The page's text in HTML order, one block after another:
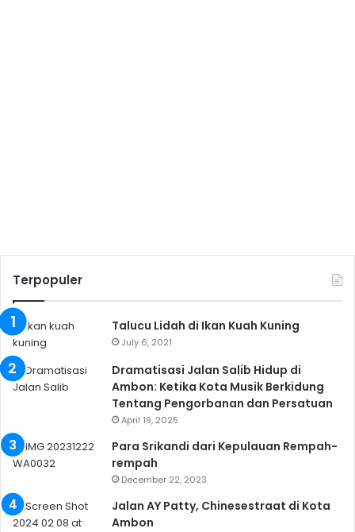
Terpopuler
Talucu Lidah di Ikan Kuah Kuning
July 6, 2021
Dramatisasi Jalan Salib Hidup di
Ambon: Ketika Kota Musik Berkidung
Tentang Pengorbanan dan Persatuan
April 19, 2025
Para Srikandi dari Kepulauan Rempah-
rempah
December 22, 2023
Jalan AY Patty, Chinesestraat di Kota
Ambon